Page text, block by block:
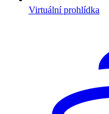
Virtuální prohlídka